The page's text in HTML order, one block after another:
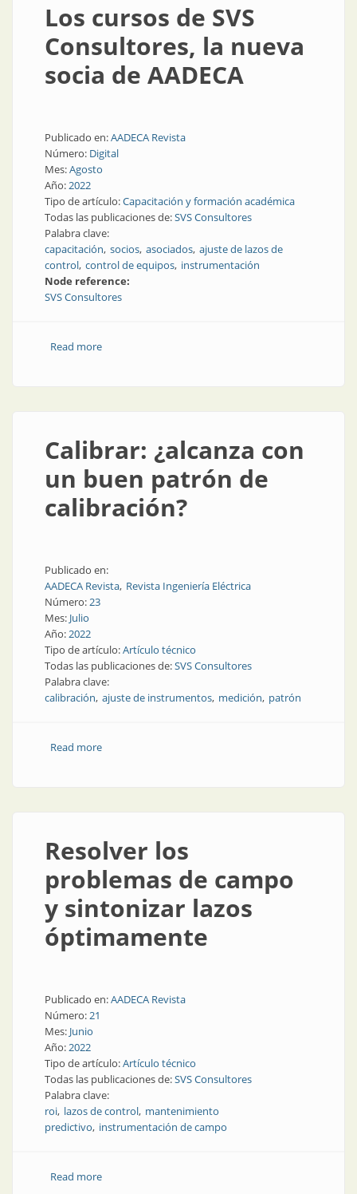
Los cursos de SVS
Consultores, la nueva
socia de AADECA
Publicado en:AADECA Revista
Número: Digital
Mes:Agosto
Año:2022
Tipo de artículo:Capacitación y formación académica
Todas las publicaciones de:SVS Consultores
Palabra clave:
capacitación socios asociados ajuste de lazos de
control control de equipos instrumentación
Node reference:
SVS Consultores
Read moreabout Los cursos de SVS Consultores, la nueva socia
Calibrar: ¿alcanza con
un buen patrón de
calibración?
Publicado en:
AADECA Revista Revista Ingeniería Eléctrica
Número:23
Mes: Julio
Año:2022
Tipo de artículo:Artículo técnico
Todas las publicaciones de:SVS Consultores
Palabra clave:
calibración ajuste de instrumentos medición patrón
Read moreabout Calibrar: ¿alcanza con un buen patrón de
Resolver los
problemas de campo
y sintonizar lazos
óptimamente
Publicado en:AADECA Revista
Número:21
Mes: Junio
Año:2022
Tipo de artículo:Artículo técnico
Todas las publicaciones de:SVS Consultores
Palabra clave:
roi lazos de control mantenimiento
predictivo instrumentación de campo
Read moreabout Resolver los problemas de campo y sintonizar